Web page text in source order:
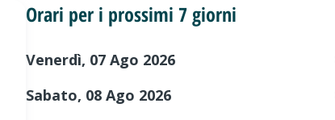
Orari per i prossimi 7 giorni
Venerdì, 07 Ago 2026
Sabato, 08 Ago 2026